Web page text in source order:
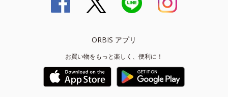
ORBIS アプリ
お買い物をもっと楽しく、便利に！